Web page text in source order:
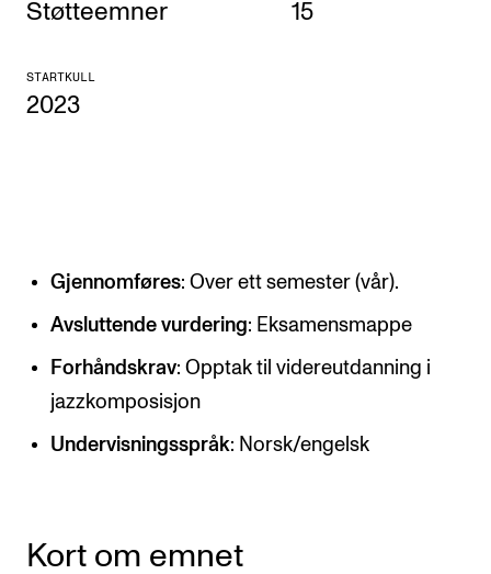
Gjennomføre konserter og arrangementer
PRAKTISK
Canvas
IT og digitale tjenester
Sibelius – Notation Software
Støtteemner 15
STARTKULL
2023
Gjennomføres: Over ett semester (vår).
Avsluttende vurdering: Eksamensmappe
Forhåndskrav: Opptak til videreutdanning i
jazzkomposisjon
Undervisningsspråk: Norsk/engelsk
Kort om emnet